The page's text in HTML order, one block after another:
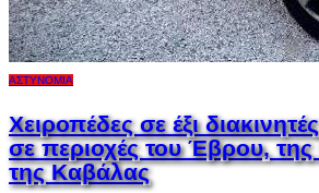
ΑΣΤΥΝΟΜΊΑ
Χειροπέδες σε έξι
σε περιοχές του Έβρου,
της Καβάλας